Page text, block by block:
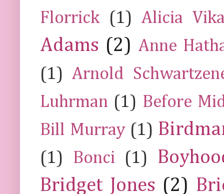
Florrick
(1) Alicia
Adams (2) Anne
(1) Arnold
Luhrman (1) Before
Bill Murray (1)
(1) Bonci (1)
Bridget Jones (2)